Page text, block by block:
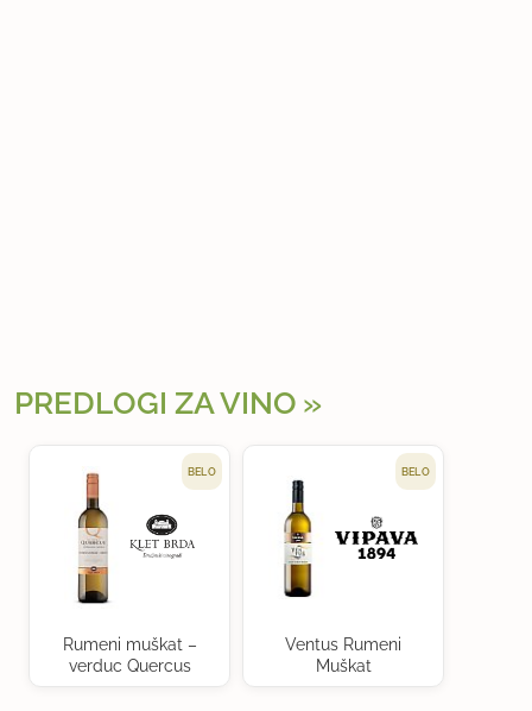
PREDLOGI ZA VINO
BELO
Rumeni muškat –
verduc Quercus
BELO
Ventus Rumeni
Muškat